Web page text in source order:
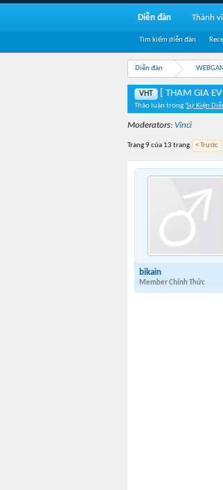
Diễn đàn
VHT [ THAM GIA
Thảo luận trong 'Sự Kiện
Moderators: Vinci
Trang 9 của 13 trang < Trước
bikain
Member Chính Thức
Diễn đàn
Tìm kiếm diễn đàn
Thành